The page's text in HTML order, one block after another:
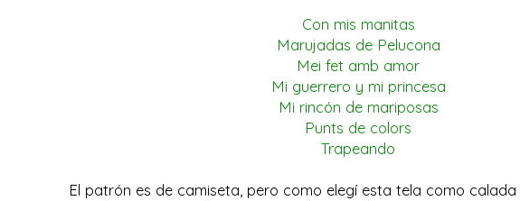
Con mis manitas
Marujadas de Pelucona
Mei fet amb amor
Mi guerrero y mi princesa
Mi rincón de mariposas
Punts de colors
Trapeando
El patrón es de camiseta, pero como elegí esta tela como